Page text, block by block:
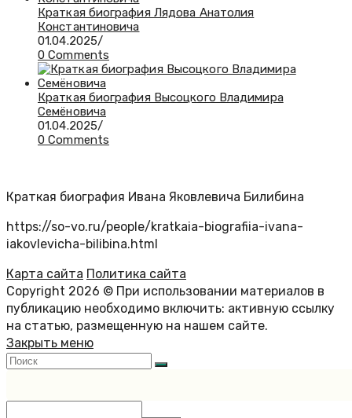
Краткая биография Лядова Анатолия
Константиновича
01.04.2025/
0 Comments
Краткая биография Высоцкого Владимира
Семёновича
01.04.2025/
0 Comments
Краткая биография Ивана Яковлевича Билибина
https://so-vo.ru/people/kratkaia-biografiia-ivana-
iakovlevicha-bilibina.html
Карта сайта Политика сайта
Copyright 2026 © При использовании материалов в
публикацию необходимо включить: активную ссылку
на статью, размещенную на нашем сайте.
Закрыть меню